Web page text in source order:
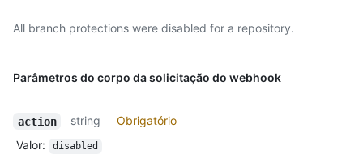
All branch protections were disabled for a repository.
Parâmetros do corpo da solicitação do webhook
action string
Obrigatório
Valor: disabled